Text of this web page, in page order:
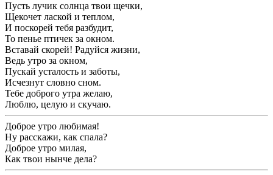
Пусть лучик солнца твои щечки,
Щекочет лаской и теплом,
И поскорей тебя разбудит,
То пенье птичек за окном.
Вставай скорей! Радуйся жизни,
Ведь утро за окном,
Пускай усталость и заботы,
Исчезнут словно сном.
Тебе доброго утра желаю,
Люблю, целую и скучаю.
Доброе утро любимая!
Ну расскажи, как спала?
Доброе утро милая,
Как твои нынче дела?